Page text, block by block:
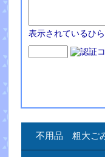
表示されているひ
不用品 粗大ご